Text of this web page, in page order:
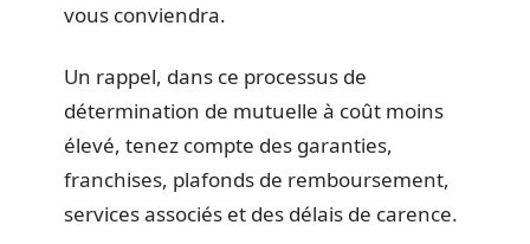
vous conviendra.
Un rappel, dans ce processus de
détermination de mutuelle à coût moins
élevé, tenez compte des garanties,
franchises, plafonds de remboursement,
services associés et des délais de carence.